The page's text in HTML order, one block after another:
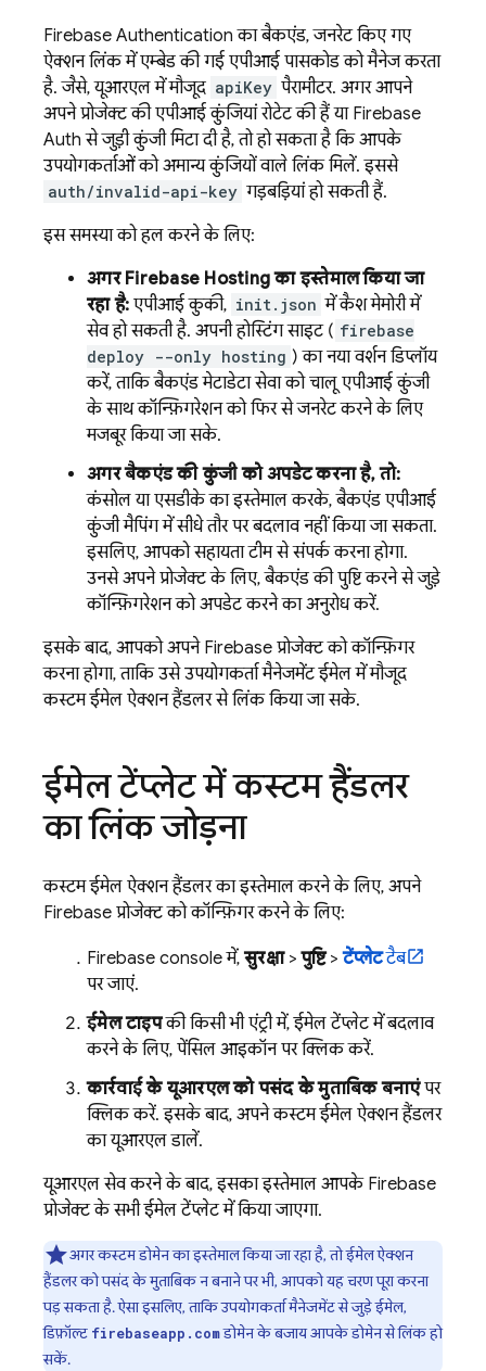
Firebase Authentication का बैकएंड, जनरेट किए गए
ऐक्शन लिंक में एम्बेड की गई एपीआई पासकोड को मैनेज करता
है. जैसे, यूआरएल में मौजूद apiKey पैरामीटर. अगर आपने
अपने प्रोजेक्ट की एपीआई कुंजियां रोटेट की हैं या Firebase
Auth से जुड़ी कुंजी मिटा दी है, तो हो सकता है कि आपके
उपयोगकर्ताओं को अमान्य कुंजियों वाले लिंक मिलें. इससे
auth/invalid-api-key गड़बड़ियां हो सकती हैं.
इस समस्या को हल करने के लिए:
अगर Firebase Hosting का इस्तेमाल किया जा
रहा है: एपीआई कुकी, init.json में कैश मेमोरी में
सेव हो सकती है. अपनी होस्टिंग साइट ( firebase
deploy --only hosting ) का नया वर्शन डिप्लॉय
करें, ताकि बैकएंड मेटाडेटा सेवा को चालू एपीआई कुंजी
के साथ कॉन्फ़िगरेशन को फिर से जनरेट करने के लिए
मजबूर किया जा सके.
अगर बैकएंड की कुंजी को अपडेट करना है, तो:
कंसोल या एसडीके का इस्तेमाल करके, बैकएंड एपीआई
कुंजी मैपिंग में सीधे तौर पर बदलाव नहीं किया जा सकता.
इसलिए, आपको सहायता टीम से संपर्क करना होगा.
उनसे अपने प्रोजेक्ट के लिए, बैकएंड की पुष्टि करने से जुड़े
कॉन्फ़िगरेशन को अपडेट करने का अनुरोध करें.
इसके बाद, आपको अपने Firebase प्रोजेक्ट को कॉन्फ़िगर
करना होगा, ताकि उसे उपयोगकर्ता मैनेजमेंट ईमेल में मौजूद
कस्टम ईमेल ऐक्शन हैंडलर से लिंक किया जा सके.
ईमेल टेंप्लेट में कस्टम हैंडलर
का लिंक जोड़ना
कस्टम ईमेल ऐक्शन हैंडलर का इस्तेमाल करने के लिए, अपने
Firebase प्रोजेक्ट को कॉन्फ़िगर करने के लिए:
Firebase console में, सुरक्षा>पुष्टि>टेंप्लेटटैब
पर जाएं.
ईमेल टाइपकी किसी भी एंट्री में, ईमेल टेंप्लेट में बदलाव
करने के लिए, पेंसिल आइकॉन पर क्लिक करें.
कार्रवाई के यूआरएल को पसंद के मुताबिक बनाएंपर
क्लिक करें. इसके बाद, अपने कस्टम ईमेल ऐक्शन हैंडलर
का यूआरएल डालें.
यूआरएल सेव करने के बाद, इसका इस्तेमाल आपके Firebase
प्रोजेक्ट के सभी ईमेल टेंप्लेट में किया जाएगा.
अगर कस्टम डोमेन का इस्तेमाल किया जा रहा है, तो ईमेल ऐक्शन
हैंडलर को पसंद के मुताबिक न बनाने पर भी, आपको यह चरण पूरा करना
पड़ सकता है. ऐसा इसलिए, ताकि उपयोगकर्ता मैनेजमेंट से जुड़े ईमेल,
डिफ़ॉल्ट firebaseapp.comडोमेन के बजाय आपके डोमेन से लिंक हो
सकें.